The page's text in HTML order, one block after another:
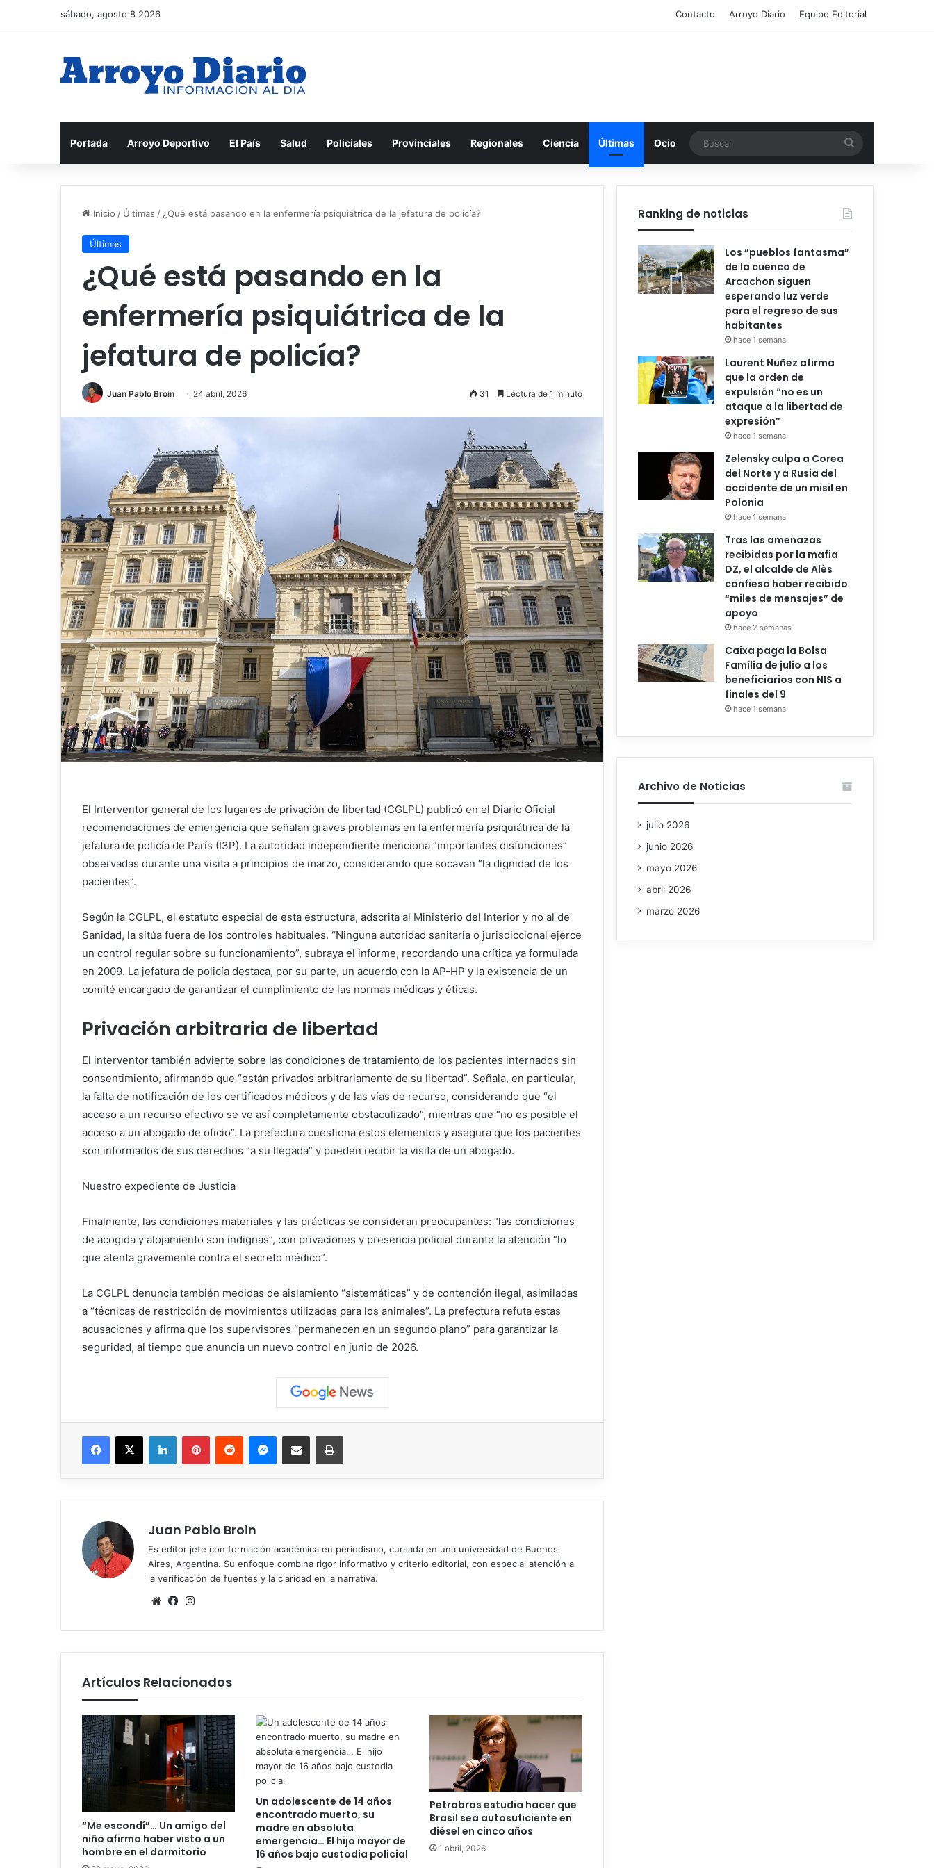
sábado, agosto 8 2026 Contacto Arroyo Diario Equipe Editorial
Portada Arroyo Deportivo El País Salud Policiales Provinciales Regionales Ciencia Últimas Ocio
Inicio / Últimas / ¿Qué está pasando en la enfermería psiquiátrica de la jefatura de policía?
Últimas
¿Qué está pasando en la
enfermería psiquiátrica de la
jefatura de policía?
Juan Pablo Broin 24 abril, 2026 31 Lectura de 1 minuto
El Interventor general de los lugares de privación de libertad (CGLPL) publicó en el Diario Oficial
recomendaciones de emergencia que señalan graves problemas en la enfermería psiquiátrica de la
jefatura de policía de París (I3P). La autoridad independiente menciona “importantes disfunciones”
observadas durante una visita a principios de marzo, considerando que socavan “la dignidad de los
pacientes”.
Según la CGLPL, el estatuto especial de esta estructura, adscrita al Ministerio del Interior y no al de
Sanidad, la sitúa fuera de los controles habituales. “Ninguna autoridad sanitaria o jurisdiccional ejerce
un control regular sobre su funcionamiento”, subraya el informe, recordando una crítica ya formulada
en 2009. La jefatura de policía destaca, por su parte, un acuerdo con la AP-HP y la existencia de un
comité encargado de garantizar el cumplimiento de las normas médicas y éticas.
Privación arbitraria de libertad
El interventor también advierte sobre las condiciones de tratamiento de los pacientes internados sin
consentimiento, afirmando que “están privados arbitrariamente de su libertad”. Señala, en particular,
la falta de notificación de los certificados médicos y de las vías de recurso, considerando que “el
acceso a un recurso efectivo se ve así completamente obstaculizado”, mientras que “no es posible el
acceso a un abogado de oficio”. La prefectura cuestiona estos elementos y asegura que los pacientes
son informados de sus derechos “a su llegada” y pueden recibir la visita de un abogado.
Nuestro expediente de Justicia
Finalmente, las condiciones materiales y las prácticas se consideran preocupantes: “las condiciones
de acogida y alojamiento son indignas”, con privaciones y presencia policial durante la atención “lo
que atenta gravemente contra el secreto médico”.
La CGLPL denuncia también medidas de aislamiento “sistemáticas” y de contención ilegal, asimiladas
a “técnicas de restricción de movimientos utilizadas para los animales”. La prefectura refuta estas
acusaciones y afirma que los supervisores “permanecen en un segundo plano” para garantizar la
seguridad, al tiempo que anuncia un nuevo control en junio de 2026.
Facebook
X LinkedInPinterestReddit MessengerCompartir vía correo electrónicoImprimir
Juan Pablo Broin
Es editor jefe con formación académica en periodismo, cursada en una universidad de Buenos
Aires, Argentina. Su enfoque combina rigor informativo y criterio editorial, con especial atención a
la verificación de fuentes y la claridad en la narrativa.
SitioFacebook
Artículos Relacionados
“Me escondí”… Un amigo del
niño afirma haber visto a un
hombre en el dormitorio
Un adolescente de 14 años
encontrado muerto, su
madre en absoluta
emergencia… El hijo mayor de
16 años bajo custodia policial
Petrobras estudia hacer que
Brasil sea autosuficiente en
diésel en cinco años
1 abril, 2026
Ranking de noticias
Los “pueblos fantasma”
de la cuenca de
Arcachon siguen
esperando luz verde
para el regreso de sus
habitantes
hace 1 semana
Laurent Nuñez afirma
que la orden de
expulsión “no es un
ataque a la libertad de
expresión”
hace 1 semana
Zelensky culpa a Corea
del Norte y a Rusia del
accidente de un misil en
Polonia
hace 1 semana
Tras las amenazas
recibidas por la mafia
DZ, el alcalde de Alès
confiesa haber recibido
“miles de mensajes” de
apoyo
hace 2 semanas
Caixa paga la Bolsa
Família de julio a los
beneficiarios con NIS a
finales del 9
hace 1 semana
Archivo de Noticias
julio 2026
junio 2026
mayo 2026
abril 2026
marzo 2026